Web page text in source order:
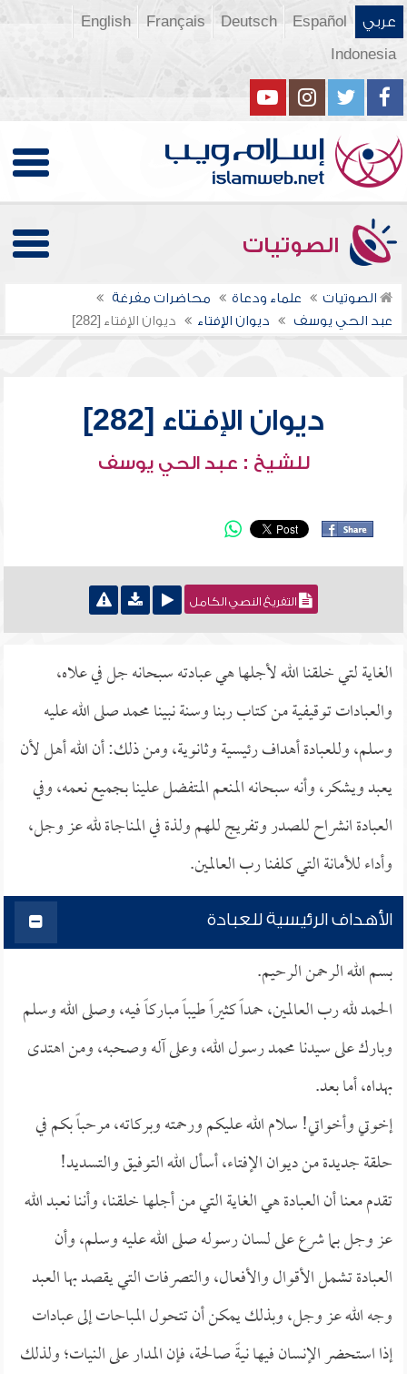
عربي Español
Deutsch
Français
English
Indonesia
الصوتيات
الصوتيات علماء ودعاة
محاضرات مفرغة
عبد الحي يوسف
ديوان الإفتاء ديوان الإفتاء [282]
ديوان الإفتاء [282]
للشيخ : عبد الحي يوسف
التفريغ النصي الكامل
الغاية لتي خلقنا الله لأجلها هي عبادته سبحانه جل في علاه،
والعبادات توقيفية من كتاب ربنا وسنة نبينا محمد صلى الله عليه
وسلم، وللعبادة أهداف رئيسية وثانوية، ومن ذلك: أن الله أهل لأن
يعبد ويشكر، وأنه سبحانه المنعم المتفضل علينا بجميع نعمه، وفي
العبادة انشراح للصدر وتفريج للهم ولذة في المناجاة لله عز وجل،
وأداء للأمانة التي كلفنا رب العالمين.
الأهداف الرئيسية للعبادة
بسم الله الرحمن الرحيم.
الحمد لله رب العالمين، حمداً كثيراً طيباً مباركاً فيه، وصلى الله وسلم
وبارك على سيدنا محمد رسول الله، وعلى آله وصحبه، ومن اهتدى
بهداه، أما بعد.
إخوتي وأخواتي! سلام الله عليكم ورحمته وبركاته، مرحباً بكم في
حلقة جديدة من ديوان الإفتاء، أسأل الله التوفيق والتسديد!
تقدم معنا أن العبادة هي الغاية التي من أجلها خلقنا، وأننا نعبد الله
عز وجل بما شرع على لسان رسوله صلى الله عليه وسلم، وأن
العبادة تشمل الأقوال والأفعال، والتصرفات التي يقصد بها العبد
وجه الله عز وجل، وبذلك يمكن أن تتحول المباحات إلى عبادات
إذا استحضر الإنسان فيها نيةً صالحة، فإن المدار على النيات؛ ولذلك